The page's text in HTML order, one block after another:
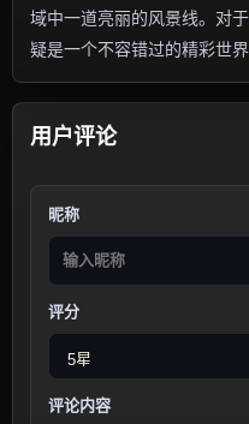
域中一道亮丽的风景线。对
疑是一个不容错过的精彩世界
用户评论
昵称
评分
评论内容